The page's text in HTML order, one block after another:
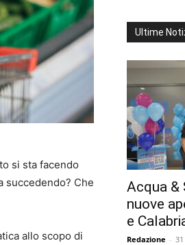
si sta facendo
succedendo? Che
allo scopo di
Ultime
Acqua &
nuove
e
Redazione -